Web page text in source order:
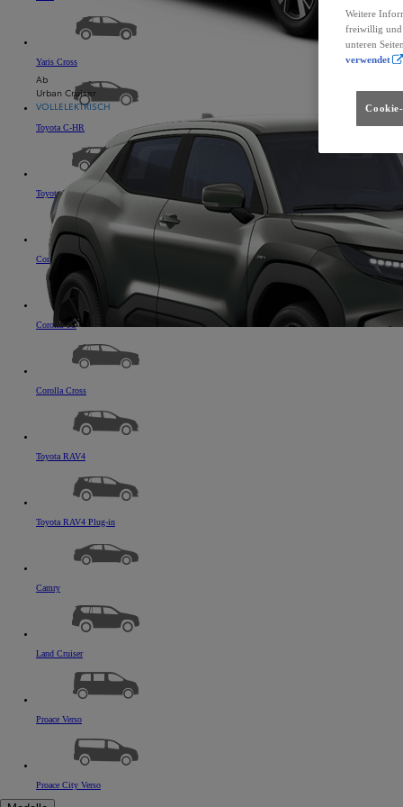
Ab
Urban Cruiser
VOLLELEKTRISCH
HYBRID ODER PLUG-IN HYBRID ELEKTRISCH
Yaris Cross
Toyota C-HR
Toyota bZ4X
Corolla
Corolla TS
Corolla Cross
Toyota RAV4
Toyota RAV4 Plug-in
Camry
Land Cruiser
Proace Verso
Proace City Verso
Weitere
freiwillig und
unteren
verwendet